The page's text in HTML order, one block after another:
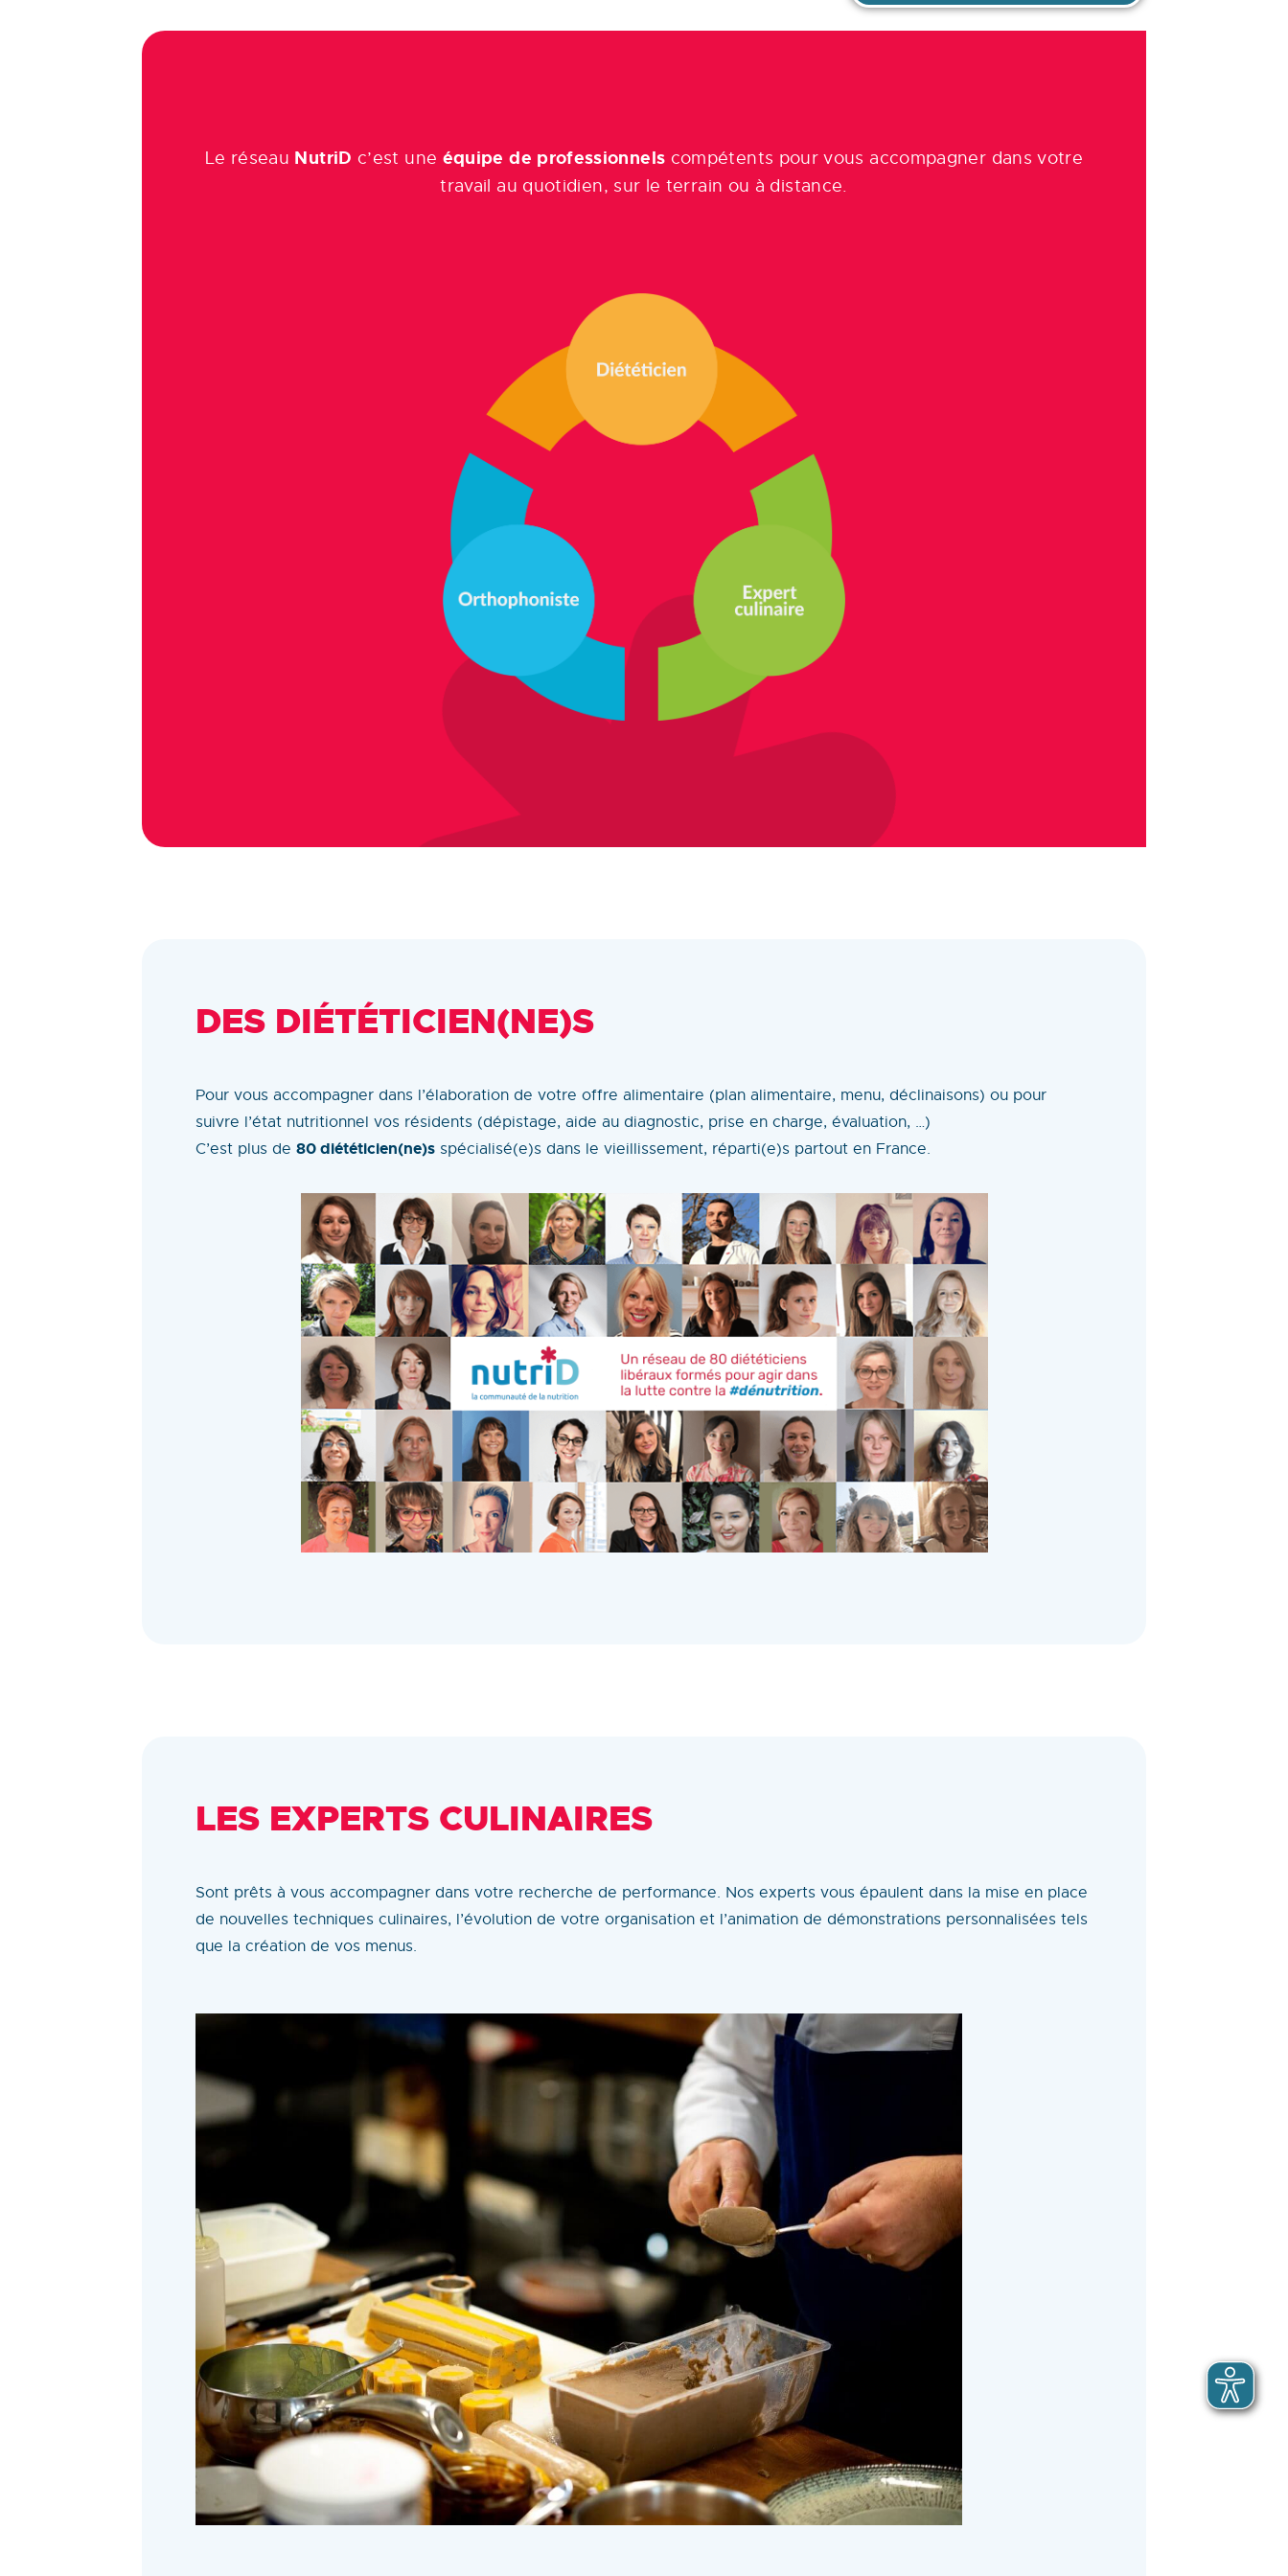
Le réseau NutriD c’est une équipe de professionnels compétents pour vous accompagner dans votre
travail au quotidien, sur le terrain ou à distance.
DES DIÉTÉTICIEN(NE)S
Pour vous accompagner dans l’élaboration de votre offre alimentaire (plan alimentaire, menu, déclinaisons) ou pour
suivre l’état nutritionnel vos résidents (dépistage, aide au diagnostic, prise en charge, évaluation, …)
C’est plus de 80 diététicien(ne)s spécialisé(e)s dans le vieillissement, réparti(e)s partout en France.
LES EXPERTS CULINAIRES
Sont prêts à vous accompagner dans votre recherche de performance. Nos experts vous épaulent dans la mise en place
de nouvelles techniques culinaires, l’évolution de votre organisation et l’animation de démonstrations personnalisées tels
que la création de vos menus.